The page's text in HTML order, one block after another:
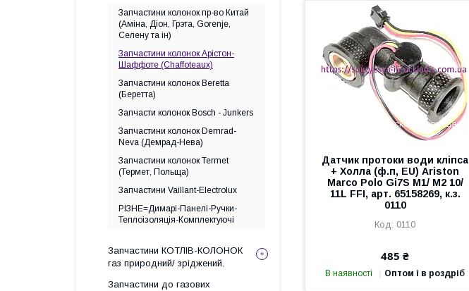
Датчик протоки води кліпса
+ Холла (ф.п, EU) Ariston
Marco Polo Gi7S М1/ М2 10/
11L FFI, арт. 65158269, к.з.
0110
0110
485 ₴
В наявності Оптом і в роздріб
Запчастини колонок пр-во Китай
(Аміна, Діон, Грэта, Gorenje,
Селену та ін)
Запчастини колонок Арістон-
Шаффоте (Chaffoteaux)
Запчастини колонок Beretta
(Беретта)
Запчасти колонок Bosch - Junkers
Запчастини колонок Demrad-
Neva (Демрад-Нева)
Запчастини колонок Termet
(Термет, Польща)
Запчастини Vaillant-Electrolux
РІЗНЕ=Димарі-Панелі-Ручки-
Теплоізоляція-Комплектуючі
Запчастини КОТЛІВ-КОЛОНОК
газ природний/ зріджений.
Запчастини до газових